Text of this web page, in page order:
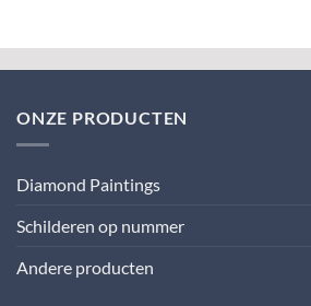
ONZE PRODUCTEN
Diamond Paintings
Schilderen op nummer
Andere producten